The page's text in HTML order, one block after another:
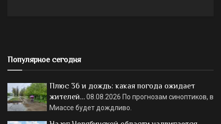
Популярное сегодня
Плюс 36 и дождь: какая погода ожидает
жителей…08.08.2026 По прогнозам синоптиков, в
Миассе будет дождливо.